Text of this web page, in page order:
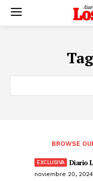
BROWSE
Diario
noviembre 20, 2024